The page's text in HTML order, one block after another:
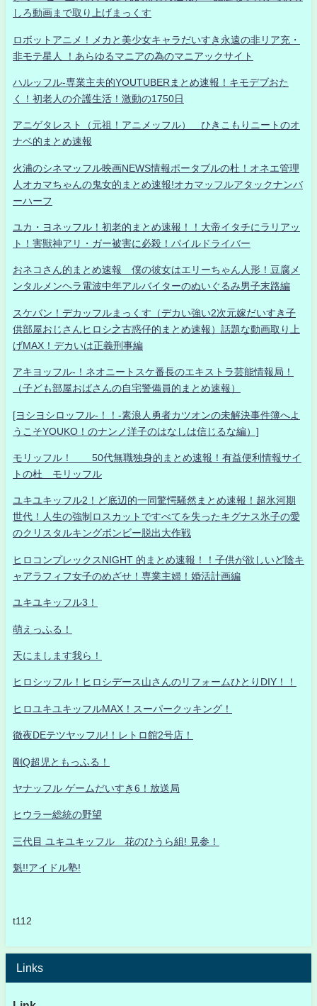
しろ動画まで取り上げまっくす
ロボットアニメ！メカと美少女キャラだいすき永遠の非リア充・
非モテ星人 ！あらゆるマニアの為のマニアックサイト
ハルッフル-専業主夫的YOUTUBERまとめ速報！キモデブおた
く！初老人の介護生活！激動の1750日
アニゲタレスト（元祖！アニメッフル） ひきこもりニートのオ
ナベ的まとめ速報
火浦のシネマッフル映画NEWS情報ポータブルの杜！オネエ管理
人オカマちゃんの鬼女的まとめ速報!オカマッフルアタックナンバ
ーハーフ
ユカ・ヨネッフル！初老的まとめ速報！！大帝イタチにラリアッ
ト！害獣神アリ・ガー被害に必殺！パイルドライバー
おネコさん的まとめ速報 僕の彼女はエリーちゃん人形！豆腐メ
ンタルメンヘラ電波中年アルバイターのぬいぐるみ男子末路編
スケバン！デカッフルまっくす（デカい強い2次元嫁だいすき子
供部屋おじさんヒロシ之古惑仔的まとめ速報）話題な動画取り上
げMAX！デカいは正義刑事編
アキヨッフル-！ネオニートスケ番長のエキストラ芸能情報局！
（子ども部屋おばさんの自宅警備員的まとめ速報）
[ヨシヨシロッフル-！！-素浪人勇者カツオンの未解決事件簿へよ
うこそYOUKO！のナンノ洋子のはなしは信じるな編）]
モリッフル！ 50代無職独身的まとめ速報！有益便利情報サイ
トの杜 モリッフル
ユキユキッフル2！ど底辺的一同驚愕騒然まとめ速報！超氷河期
世代！人生の強制ロスカットですべてを失ったキグナス氷子の愛
のクリスタルキングボンビー脱出大作戦
ヒロコンプレックスNIGHT 的まとめ速報！！子供が欲しいど陰キ
ャアラフィフ女子のめざせ！専業主婦！婚活計画編
ユキユキッフル3！
萌えっふる！
天にまします我ら！
ヒロシッフル！ヒロシデース山さんのリフォームひとりDIY！！
ヒロユキユキッフルMAX！スーパークッキング！
徹夜DEテツヤッフル!！レトロ館2号店！
剛Q超児ともっふる！
ヤナッフル ゲームだいすき6！放送局
ヒウラー総統の野望
三代目 ユキユキッフル 花のひうら組! 見参！
魁!!アイドル塾!
t112
Links